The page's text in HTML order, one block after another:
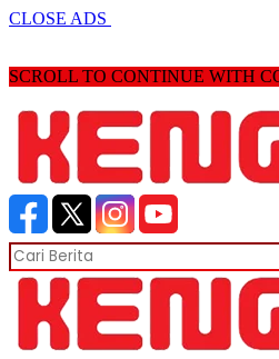
CLOSE ADS
SCROLL TO CONTINUE WITH